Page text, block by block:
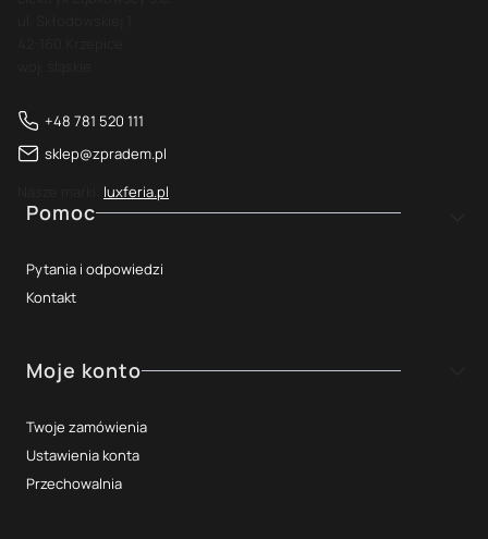
+48 781 520 111
sklep@zpradem.pl
luxferia.pl
Linki w stopce
Pomoc
Pytania i odpowiedzi
Kontakt
Moje konto
Twoje zamówienia
Ustawienia konta
Przechowalnia